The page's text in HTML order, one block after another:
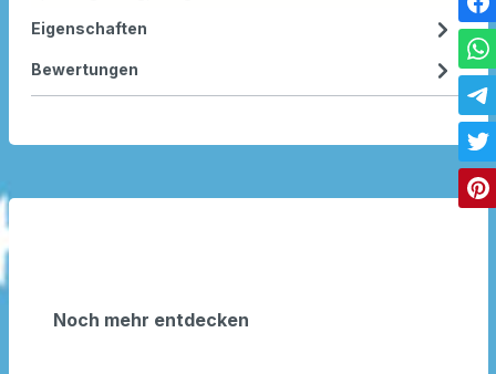
Eigenschaften
Bewertungen
Noch mehr entdecken